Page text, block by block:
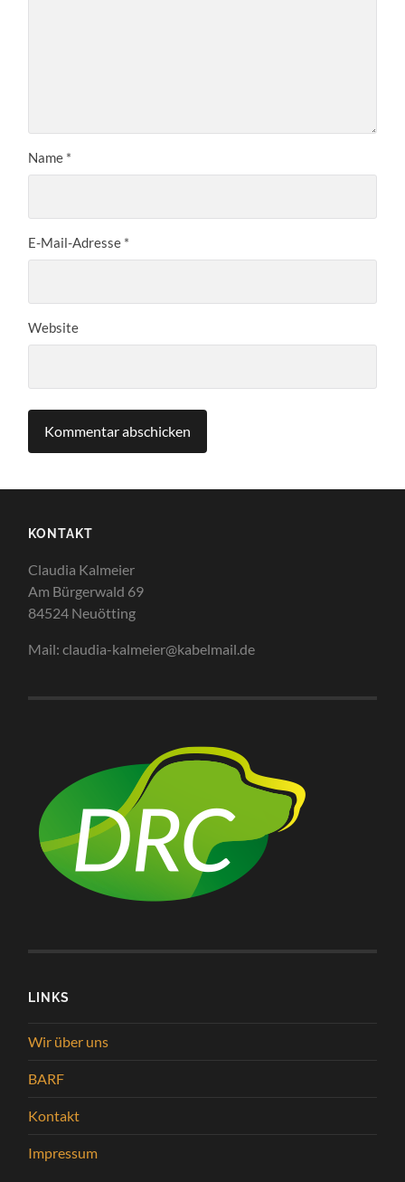
Name *
E-Mail-Adresse *
Website
KONTAKT
Claudia Kalmeier
Am Bürgerwald 69
84524 Neuötting
Mail: claudia-kalmeier@kabelmail.de
LINKS
Wir über uns
BARF
Kontakt
Impressum